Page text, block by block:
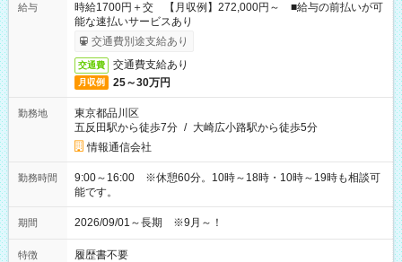
給与
時給1700円＋交 【月収例】272,000円～ ■給与の前払いが可
能な速払いサービスあり
交通費別途支給あり
交通費 交通費支給あり
月収例 25～30万円
勤務地
東京都品川区
五反田駅から徒歩7分 / 大崎広小路駅から徒歩5分
情報通信会社
勤務時間
9:00～16:00 ※休憩60分。10時～18時・10時～19時も相談可
能です。
期間 2026/09/01～長期 ※9月～！
特徴 履歴書不要